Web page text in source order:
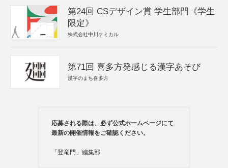
第24回 CSデザイン賞 学生部門《学生
限定》
株式会社中川ケミカル
第71回 喜多方発感じる漢字あそび
漢字のまち喜多方
応募される際は、必ず公式ホームページにて
最新の開催情報をご確認ください。
「登竜門」編集部